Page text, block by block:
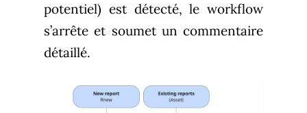
potentiel) est détecté, le workflow
s’arrête et soumet un commentaire
détaillé.